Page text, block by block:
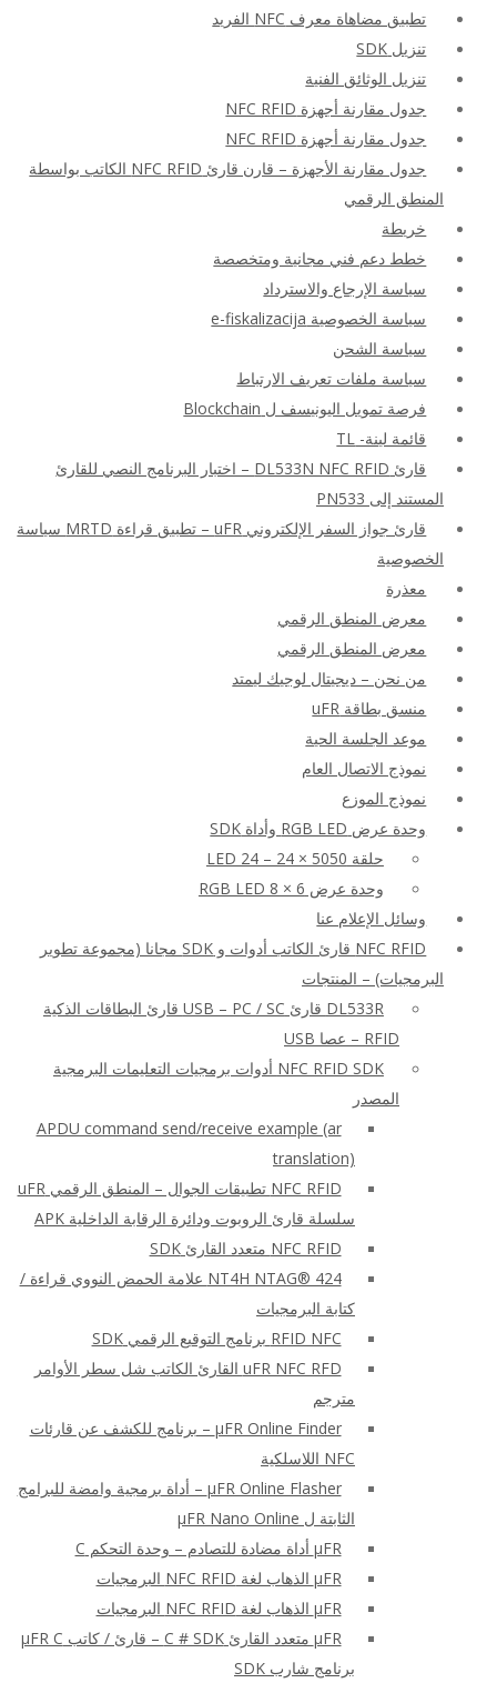
تطبيق مضاهاة معرف NFC الفريد
تنزيل SDK
تنزيل الوثائق الفنية
جدول مقارنة أجهزة NFC RFID
جدول مقارنة أجهزة NFC RFID
جدول مقارنة الأجهزة – قارن قارئ NFC RFID الكاتب بواسطة
المنطق الرقمي
خريطة
خطط دعم فني مجانية ومتخصصة
سياسة الإرجاع والاسترداد
سياسة الخصوصية e-fiskalizacija
سياسة الشحن
سياسة ملفات تعريف الارتباط
فرصة تمويل اليونيسف ل Blockchain
قائمة لينة- TL
قارئ DL533N NFC RFID – اختبار البرنامج النصي للقارئ
المستند إلى PN533
قارئ جواز السفر الإلكتروني uFR – تطبيق قراءة MRTD سياسة
الخصوصية
معذرة
معرض المنطق الرقمي
معرض المنطق الرقمي
من نحن – ديجيتال لوجيك ليمتد
منسق بطاقة uFR
موعد الجلسة الحية
نموذج الاتصال العام
نموذج الموزع
وحدة عرض RGB LED وأداة SDK
حلقة LED 24 – 24 × 5050
وحدة عرض RGB LED 8 × 6
وسائل الإعلام عنا
NFC RFID قارئ الكاتب أدوات و SDK مجانا (مجموعة تطوير
البرمجيات) – المنتجات
DL533R قارئ USB – PC / SC قارئ البطاقات الذكية
RFID – عصا USB
NFC RFID SDK أدوات برمجيات التعليمات البرمجية
المصدر
APDU command send/receive example (ar
translation)
NFC RFID تطبيقات الجوال – المنطق الرقمي uFR
سلسلة قارئ الروبوت ودائرة الرقابة الداخلية APK
NFC RFID متعدد القارئ SDK
NT4H NTAG® 424 علامة الحمض النووي قراءة /
كتابة البرمجيات
RFID NFC برنامج التوقيع الرقمي SDK
uFR NFC RFD القارئ الكاتب شل سطر الأوامر
مترجم
μFR Online Finder – برنامج للكشف عن قارئات
NFC اللاسلكية
μFR Online Flasher – أداة برمجية وامضة للبرامج
الثابتة ل μFR Nano Online
μFR أداة مضادة للتصادم – وحدة التحكم C
μFR الذهاب لغة NFC RFID البرمجيات
μFR الذهاب لغة NFC RFID البرمجيات
μFR متعدد القارئ C # SDK – قارئ / كاتب μFR C
برنامج شارب SDK